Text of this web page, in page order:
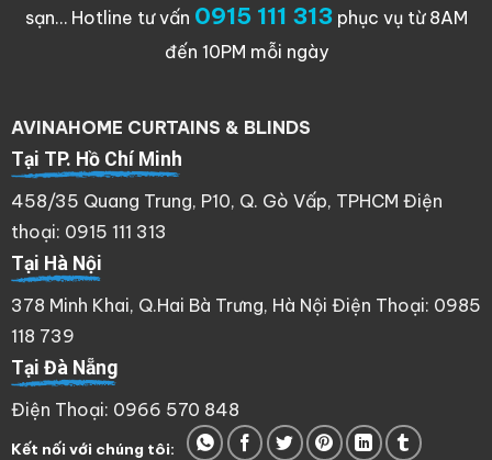
sạn… Hotline tư vấn 0915 111 313phục vụ từ 8AM
đến 10PM mỗi ngày
AVINAHOME CURTAINS & BLINDS
Tại TP. Hồ Chí Minh
458/35 Quang Trung, P10, Q. Gò Vấp, TPHCM Điện
thoại: 0915 111 313
Tại Hà Nội
378 Minh Khai, Q.Hai Bà Trưng, Hà Nội Điện Thoại: 0985
118 739
Tại Đà Nẵng
Điện Thoại: 0966 570 848
Kết nối với chúng tôi: